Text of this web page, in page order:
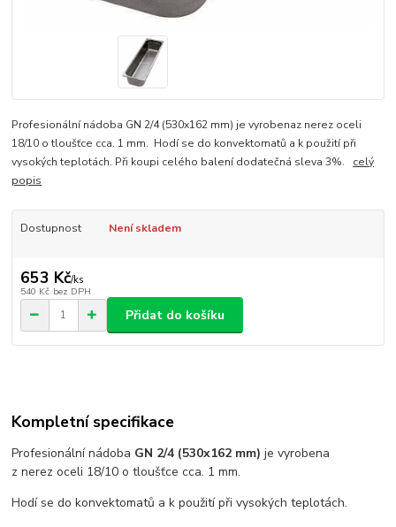
Profesionální nádoba GN 2/4 (530x162 mm) je vyrobenaz nerez oceli
18/10 o tloušťce cca. 1 mm. Hodí se do konvektomatů a k použití při
vysokých teplotách. Při koupi celého balení dodatečná sleva 3%. celý
popis
Dostupnost Není skladem
653 Kč/ks
540 Kč bez DPH
Přidat do košíku
Kompletní specifikace
Profesionální nádoba GN 2/4 (530x162 mm)je vyrobena
z nerez oceli 18/10 o tloušťce cca. 1 mm.
Hodí se do konvektomatů a k použití při vysokých teplotách.